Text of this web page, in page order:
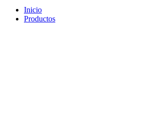
Inicio
Productos